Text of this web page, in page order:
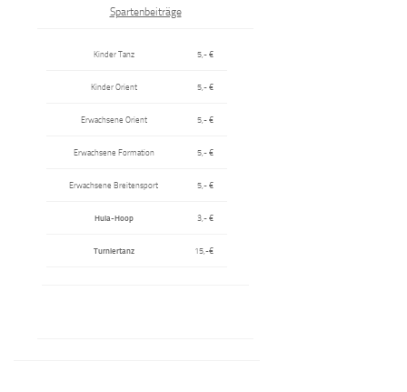
Spartenbeiträge
Kinder Tanz 5,- €
Kinder Orient 5,- €
Erwachsene Orient 5,- €
Erwachsene Formation 5,- €
Erwachsene Breitensport 5,- €
Hula-Hoop 3,- €
Turniertanz 15,-€